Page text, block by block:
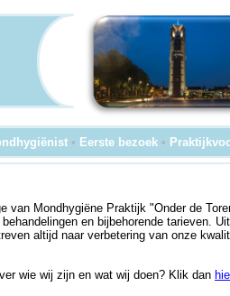
• Eerste bezoek •
van Mondhygiëne Praktijk "Onder de
en bijbehorende tarieven.
altijd naar verbetering van onze
wie wij zijn en wat wij doen? Klik dan